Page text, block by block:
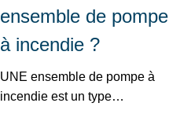
ensemble de pompe
à incendie ?
UNE ensemble de pompe à
incendie est un type